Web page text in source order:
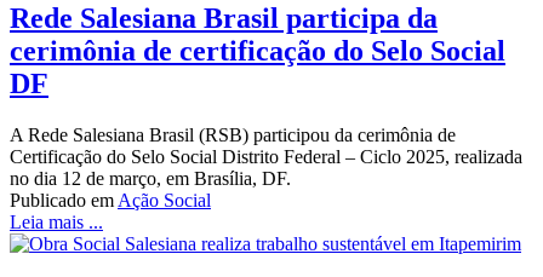
Rede Salesiana Brasil participa da
cerimônia de certificação do Selo Social
DF
A Rede Salesiana Brasil (RSB) participou da cerimônia de
Certificação do Selo Social Distrito Federal – Ciclo 2025, realizada
no dia 12 de março, em Brasília, DF.
Publicado em Ação Social
Leia mais ...